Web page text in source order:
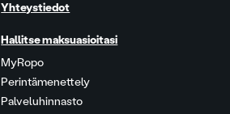
Yhteystiedot
Hallitse maksuasioitasi
MyRopo
Perintämenettely
Palveluhinnasto